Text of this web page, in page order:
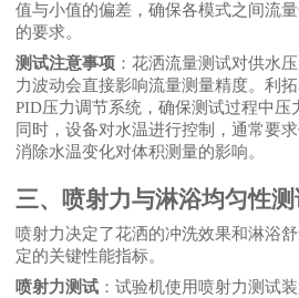
值与小值的偏差，确保各模式之间流
的要求。
测试注意事项 ：花洒流量测试对供水
力波动会直接影响流量测量精度。利
PID压力调节系统，确保测试过程中压
同时，设备对水温进行控制，通常要
消除水温变化对体积测量的影响。
三、喷射力与淋浴均匀性
喷射力决定了花洒的冲洗效果和淋浴
定的关键性能指标。
喷射力测试 ：试验机使用喷射力测试